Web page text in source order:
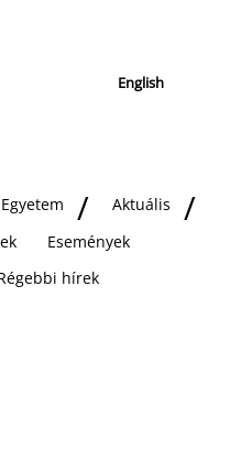
English
Aktuális
Események
hírek